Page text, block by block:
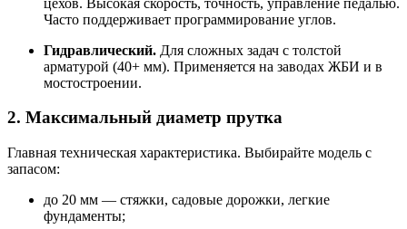
Часто поддерживает программирование углов.
Гидравлический. Для сложных задач с толстой
арматурой (40+ мм). Применяется на заводах ЖБИ и в
мостостроении.
2. Максимальный диаметр прутка
Главная техническая характеристика. Выбирайте модель с
запасом:
до 20 мм — стяжки, садовые дорожки, легкие
фундаменты;